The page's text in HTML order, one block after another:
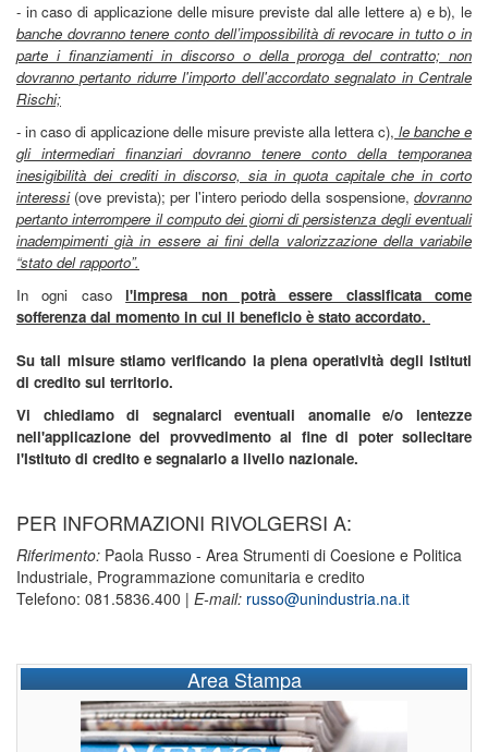
- in caso di applicazione delle misure previste dal alle lettere a) e b), le
banche dovranno tenere conto dell’impossibilità di revocare in tutto o in
parte i finanziamenti in discorso o della proroga del contratto; non
dovranno pertanto ridurre l'importo dell'accordato segnalato in Centrale
Rischi;
- in caso di applicazione delle misure previste alla lettera c), le banche e
gli intermediari finanziari dovranno tenere conto della temporanea
inesigibilità dei crediti in discorso, sia in quota capitale che in corto
interessi(ove prevista); per l'intero periodo della sospensione, dovranno
pertanto interrompere il computo dei giorni di persistenza degli eventuali
inadempimenti già in essere ai fini della valorizzazione della variabile
“stato del rapporto”.
In ogni caso l'impresa non potrà essere classificata come
sofferenza dal momento in cui il beneficio è stato accordato.
Su tali misure stiamo verificando la piena operatività degli Istituti
di credito sul territorio.
Vi chiediamo di segnalarci eventuali anomalie e/o lentezze
nell'applicazione del provvedimento al fine di poter sollecitare
l'Istituto di credito e segnalarlo a livello nazionale.
PER INFORMAZIONI RIVOLGERSI A:
Riferimento: Paola Russo - Area Strumenti di Coesione e Politica
Industriale, Programmazione comunitaria e credito
Telefono: 081.5836.400 | E-mail: russo@unindustria.na.it
Area Stampa